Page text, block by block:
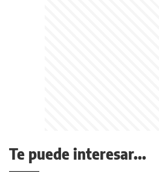
Te puede interesar...